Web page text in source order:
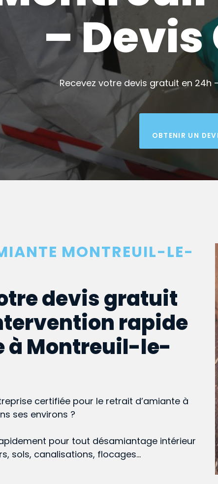
–
Recevez votre devis gratuit en
OBTENIR UN
MONTREUIL-LE-
devis gratuit
rapide
à Montreuil-le-
certifiée pour le retrait d’amiante à
ses environs ?
pour tout désamiantage intérieur
sols, canalisations, flocages…